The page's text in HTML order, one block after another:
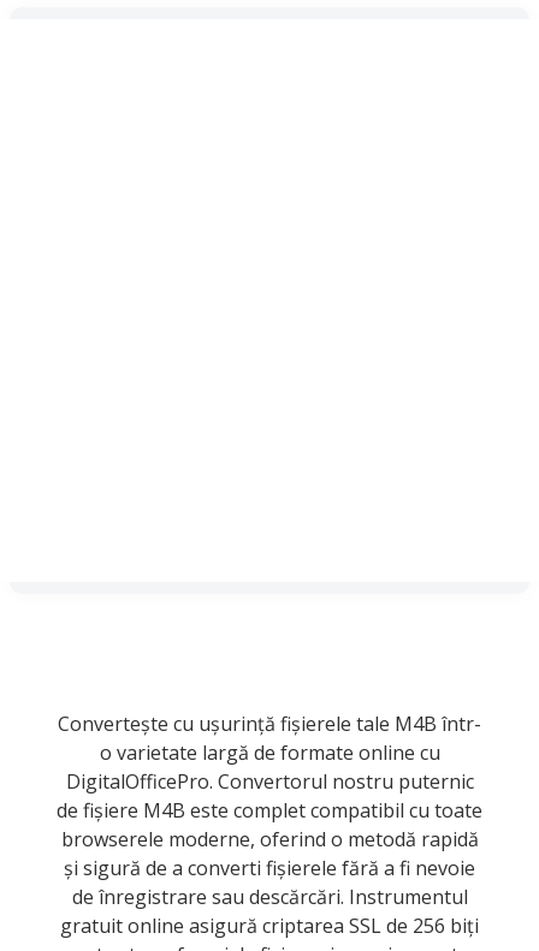
Convertește cu ușurință fișierele tale M4B într-
o varietate largă de formate online cu
DigitalOfficePro. Convertorul nostru puternic
de fișiere M4B este complet compatibil cu toate
browserele moderne, oferind o metodă rapidă
și sigură de a converti fișierele fără a fi nevoie
de înregistrare sau descărcări. Instrumentul
gratuit online asigură criptarea SSL de 256 biți